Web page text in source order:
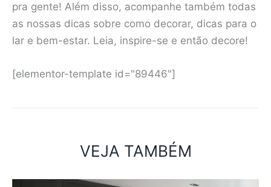
pra gente! Além disso, acompanhe também todas
as nossas dicas sobre como decorar, dicas para o
lar e bem-estar. Leia, inspire-se e então decore!
[elementor-template id="89446"]
VEJA TAMBÉM